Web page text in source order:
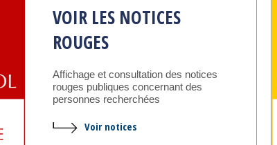
VOIR LES NOTICES
ROUGES
Affichage et consultation des notices
rouges publiques concernant des
personnes recherchées
Voir notices